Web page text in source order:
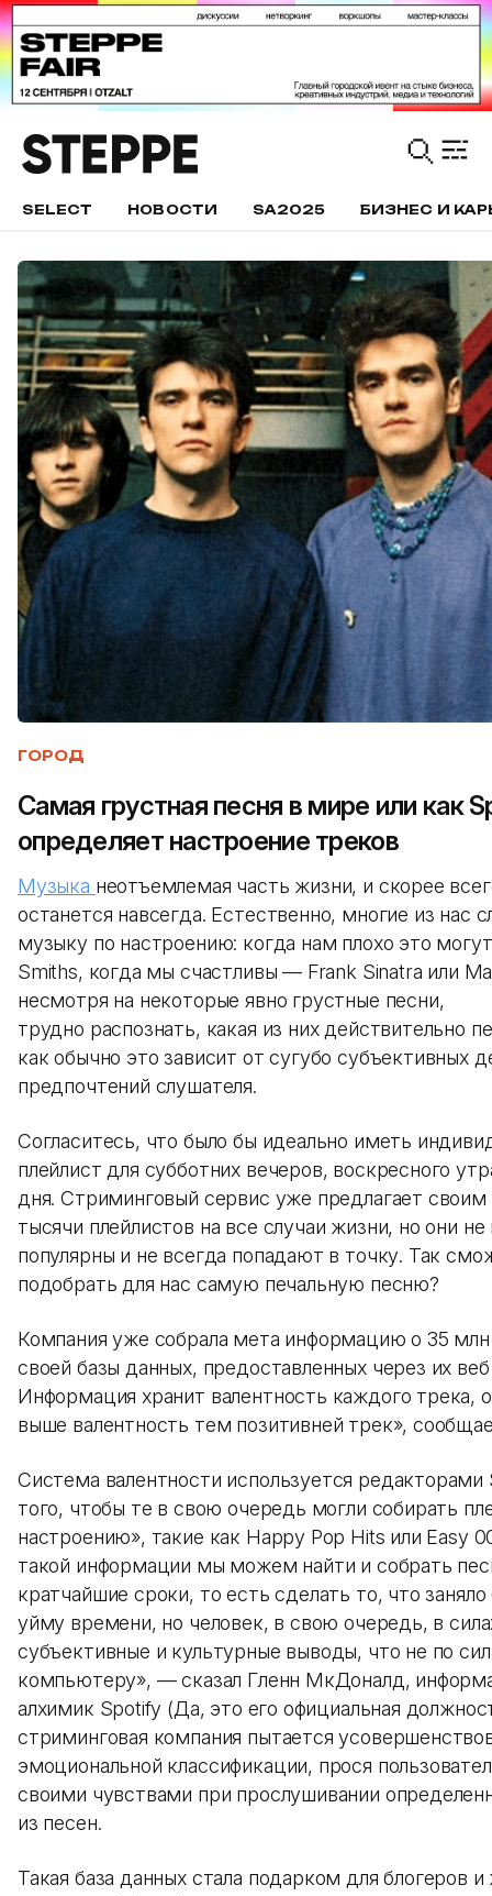
SELECT НОВОСТИ SA2025 БИЗНЕС И
ГОРОД
Самая грустная песня в мире или как
определяет настроение треков
Музыка неотъемлемая часть жизни, и скорее
останется навсегда. Естественно, многие из нас
музыку по настроению: когда нам плохо это
Smiths, когда мы счастливы — Frank Sinatra или
несмотря на некоторые явно грустные песни,
трудно распознать, какая из них действительно
как обычно это зависит от сугубо субъективных
предпочтений слушателя.
Согласитесь, что было бы идеально иметь
плейлист для субботних вечеров, воскресного
дня. Стриминговый сервис уже предлагает своим
тысячи плейлистов на все случаи жизни, но они не
популярны и не всегда попадают в точку. Так
подобрать для нас самую печальную песню?
Компания уже собрала мета информацию о 35 млн
своей базы данных, предоставленных через их
Информация хранит валентность каждого трека,
выше валентность тем позитивней трек»,
Система валентности используется редакторами
того, чтобы те в свою очередь могли собирать
настроению», такие как Happy Pop Hits или Easy
такой информации мы можем найти и собрать
кратчайшие сроки, то есть сделать то, что
уйму времени, но человек, в свою очередь, в
субъективные и культурные выводы, что не по
компьютеру», — сказал Гленн МкДоналд,
алхимик Spotify (Да, это его официальная
стриминговая компания пытается
эмоциональной классификации, прося
своими чувствами при прослушивании
из песен.
Такая база данных стала подарком для блогеров